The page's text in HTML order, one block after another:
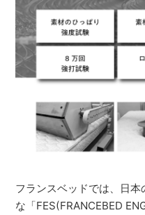
フランスベッドでは、日
な「FES(FRANCEBED